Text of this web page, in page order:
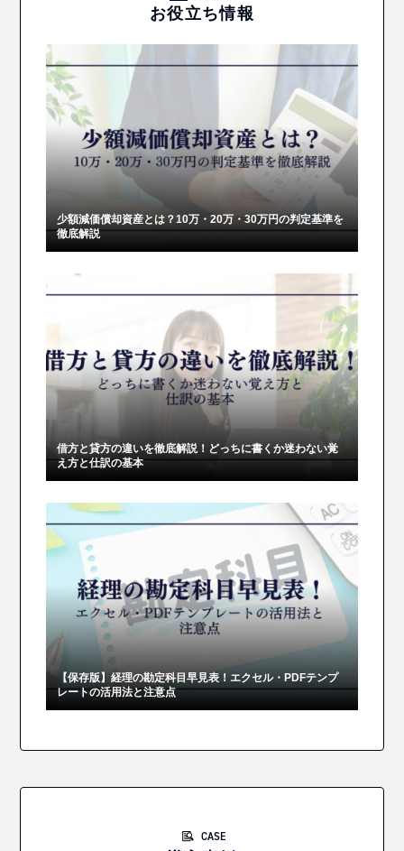
お役立ち情報
少額減価償却資産とは？10万・20万・30万円の判定基準を
徹底解説
借方と貸方の違いを徹底解説！どっちに書くか迷わない覚
え方と仕訳の基本
【保存版】経理の勘定科目早見表！エクセル・PDFテンプ
レートの活用法と注意点
CASE